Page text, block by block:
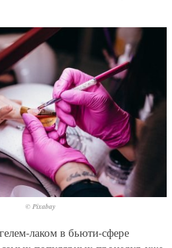
© Pixabay
лаком в бьюти-сфере